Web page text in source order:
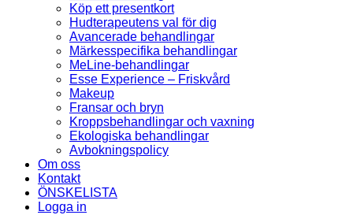
Köp ett presentkort
Hudterapeutens val för dig
Avancerade behandlingar
Märkesspecifika behandlingar
MeLine-behandlingar
Esse Experience – Friskvård
Makeup
Fransar och bryn
Kroppsbehandlingar och vaxning
Ekologiska behandlingar
Avbokningspolicy
Om oss
Kontakt
ÖNSKELISTA
Logga in